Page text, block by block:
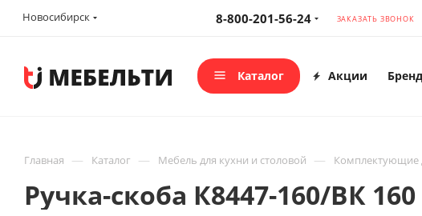
Новосибирск 8-800-201-56-24 ЗАКАЗАТЬ ЗВОНОК
Каталог Акции
Главная — Каталог — Мебель для кухни и столовой — Комплектующие
Ручка-скоба К8447-160/ВК